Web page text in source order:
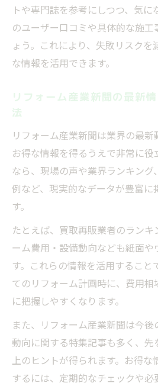
トや専門誌を参考にしつつ、気
のユーザー口コミや具体的な施
ょう。これにより、失敗リスク
な情報を活用できます。
リフォーム産業新聞の最新
法
リフォーム産業新聞は業界の最新
お得な情報を得るうえで非常に役
なら、現場の声や業界ランキン
例など、現実的なデータが豊富に
す。
たとえば、買取再販業者のラン
ーム費用・設備動向なども紙面や
す。これらの情報を活用すること
てのリフォーム計画時に、費用
に把握しやすくなります。
また、リフォーム産業新聞は今
動向に関する特集記事も多く、
上のヒントが得られます。お得な
するには、定期的なチェックや